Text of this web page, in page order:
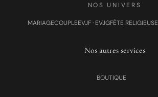
NOS UNIVERS
MARIAGECOUPLEEVJF · EVJGFÊTE RELIGIEUSE
Nos autres services
BOUTIQUE